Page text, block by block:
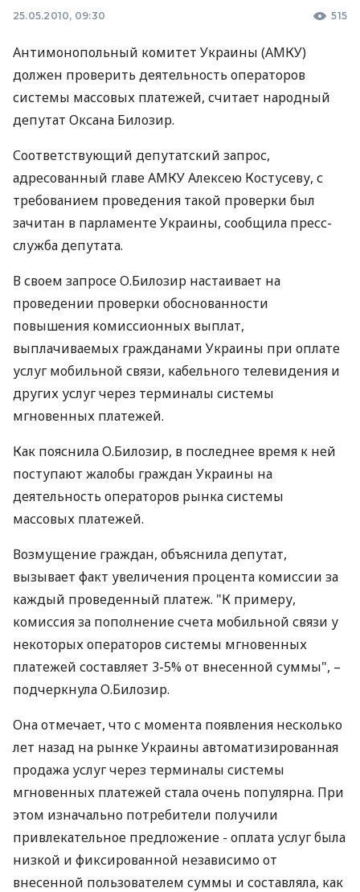
25.05.2010, 09:30 515
Антимонопольный комитет Украины (АМКУ)
должен проверить деятельность операторов
системы массовых платежей, считает народный
депутат Оксана Билозир.
Соответствующий депутатский запрос,
адресованный главе АМКУ Алексею Костусеву, с
требованием проведения такой проверки был
зачитан в парламенте Украины, сообщила пресс-
служба депутата.
В своем запросе О.Билозир настаивает на
проведении проверки обоснованности
повышения комиссионных выплат,
выплачиваемых гражданами Украины при оплате
услуг мобильной связи, кабельного телевидения и
других услуг через терминалы системы
мгновенных платежей.
Как пояснила О.Билозир, в последнее время к ней
поступают жалобы граждан Украины на
деятельность операторов рынка системы
массовых платежей.
Возмущение граждан, объяснила депутат,
вызывает факт увеличения процента комиссии за
каждый проведенный платеж. "К примеру,
комиссия за пополнение счета мобильной связи у
некоторых операторов системы мгновенных
платежей составляет 3-5% от внесенной суммы", –
подчеркнула О.Билозир.
Она отмечает, что с момента появления несколько
лет назад на рынке Украины автоматизированная
продажа услуг через терминалы системы
мгновенных платежей стала очень популярна. При
этом изначально потребители получили
привлекательное предложение - оплата услуг была
низкой и фиксированной независимо от
внесенной пользователем суммы и составляла, как